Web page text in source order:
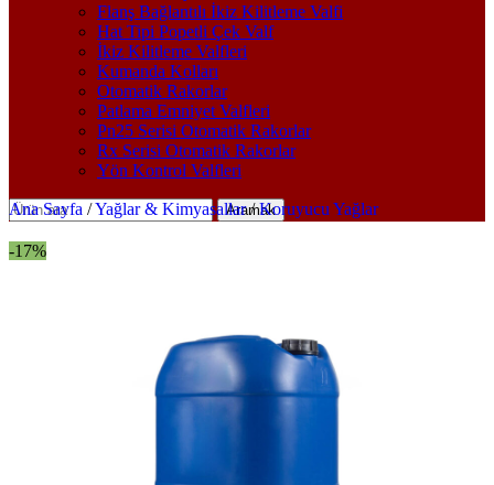
Flanş Bağlantılı İkiz Kilitleme Valfi
Hat Tipi Popetli Çek Valf
İkiz Kilitleme Valfleri
Kumanda Kolları
Otomatik Rakorlar
Patlama Emniyet Valfleri
Pn25 Serisi Otomatik Rakorlar
Rx Serisi Otomatik Rakorlar
Yön Kontrol Valfleri
Aramak
Ana Sayfa /Yağlar & Kimyasallar/ Koruyucu Yağlar
-17%